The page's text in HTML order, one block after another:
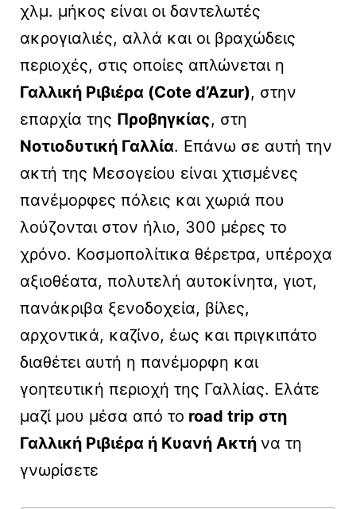
χλμ. μήκος είναι οι δαντελωτές
ακρογιαλιές, αλλά και οι βραχώδεις
περιοχές, στις οποίες απλώνεται η
Γαλλική Ριβιέρα (Cote d’Azur), στην
επαρχία της Προβηγκίας, στη
Νοτιοδυτική Γαλλία. Επάνω σε αυτή την
ακτή της Μεσογείου είναι χτισμένες
πανέμορφες πόλεις και χωριά που
λούζονται στον ήλιο, 300 μέρες το
χρόνο. Κοσμοπολίτικα θέρετρα, υπέροχα
αξιοθέατα, πολυτελή αυτοκίνητα, γιοτ,
πανάκριβα ξενοδοχεία, βίλες,
αρχοντικά, καζίνο, έως και πριγκιπάτο
διαθέτει αυτή η πανέμορφη και
γοητευτική περιοχή της Γαλλίας. Ελάτε
μαζί μου μέσα από το road trip στη
Γαλλική Ριβιέρα ή Κυανή Ακτή να τη
γνωρίσετε